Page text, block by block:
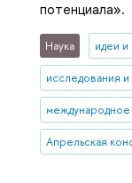
потенциала».
Наука идеи и
исследования и
международное
Апрельская